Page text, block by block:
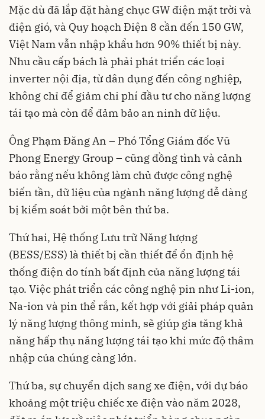
Mặc dù đã lắp đặt hàng chục GW điện mặt trời và
điện gió, và Quy hoạch Điện 8 cần đến 150 GW,
Việt Nam vẫn nhập khẩu hơn 90% thiết bị này.
Nhu cầu cấp bách là phải phát triển các loại
inverter nội địa, từ dân dụng đến công nghiệp,
không chỉ để giảm chi phí đầu tư cho năng lượng
tái tạo mà còn để đảm bảo an ninh dữ liệu.
Ông Phạm Đăng An – Phó Tổng Giám đốc Vũ
Phong Energy Group – cũng đồng tình và cảnh
báo rằng nếu không làm chủ được công nghệ
biến tần, dữ liệu của ngành năng lượng dễ dàng
bị kiểm soát bởi một bên thứ ba.
Thứ hai, Hệ thống Lưu trữ Năng lượng
(BESS/ESS) là thiết bị cần thiết để ổn định hệ
thống điện do tính bất định của năng lượng tái
tạo. Việc phát triển các công nghệ pin như Li-ion,
Na-ion và pin thể rắn, kết hợp với giải pháp quản
lý năng lượng thông minh, sẽ giúp gia tăng khả
năng hấp thụ năng lượng tái tạo khi mức độ thâm
nhập của chúng càng lớn.
Thứ ba, sự chuyển dịch sang xe điện, với dự báo
khoảng một triệu chiếc xe điện vào năm 2028,